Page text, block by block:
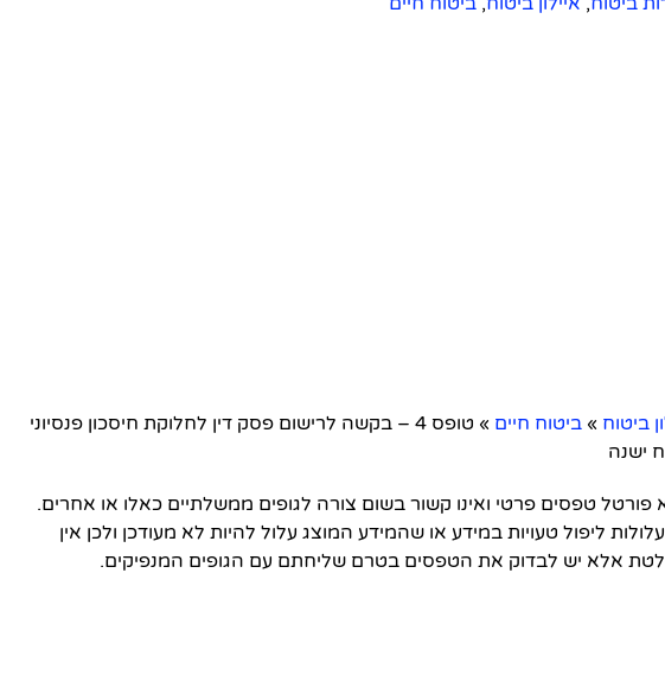
ביטוח » ביטוח חיים »
טופס 4 – בקשה לרישום פסק דין לחלוקת חיסכון פנסיוני
ישנה
טפסים פרטי ואינו קשור בשום צורה לגופים ממשלתיים כאלו או אחרים.
ליפול טעויות במידע או שהמידע המוצג עלול להיות לא מעודכן ולכן אין
אלא יש לבדוק את הטפסים בטרם שליחתם עם הגופים המנפיקים.